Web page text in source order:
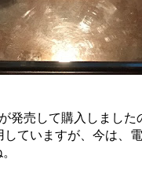
発売して購入しました
ていますが、今は、